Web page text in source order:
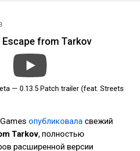
from Tarkov
— 0.13.5 Patch trailer (feat. Streets
опубликовала свежий
Tarkov, полностью
расширенной версии